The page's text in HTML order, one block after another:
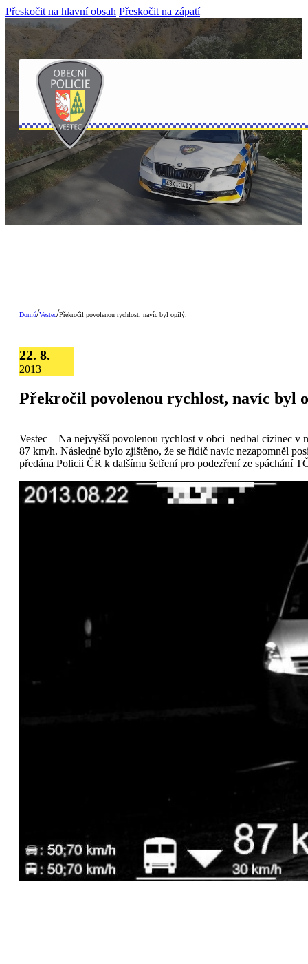
Přeskočit na hlavní obsah Přeskočit na zápatí
Domů/Vestec/Překročil povolenou rychlost, navíc byl opilý.
22. 8.
2013
Překročil povolenou rychlost, navíc byl
Vestec – Na nejvyšší povolenou rychlost v obci nedbal cizinec
87 km/h. Následně bylo zjištěno, že se řidič navíc nezapomněl
předána Policii ČR k dalšímu šetření pro podezření ze spáchání